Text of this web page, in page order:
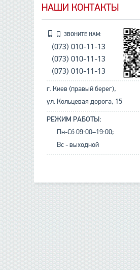
НАШИ КОНТАКТЫ
ЗВОНИТЕ НАМ:
(073) 010-11-13
(073) 010-11-13
(073) 010-11-13
г. Киев (правый берег),
ул. Кольцевая дорога, 15
РЕЖИМ РАБОТЫ:
Пн-Сб 09:00–19:00;
Вс - выходной